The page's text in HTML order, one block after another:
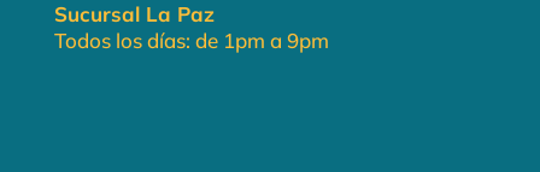
Sucursal La Paz
Todos los días: de 1pm a 9pm